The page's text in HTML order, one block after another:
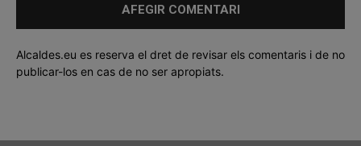
Alcaldes.eu es reserva el dret de revisar els comentaris i de no
publicar-los en cas de no ser apropiats.